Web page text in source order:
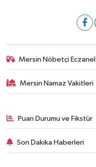
Mersin Nöbetçi
Mersin Namaz Vakitleri
Puan Durumu ve Fikstür
Son Dakika Haberleri